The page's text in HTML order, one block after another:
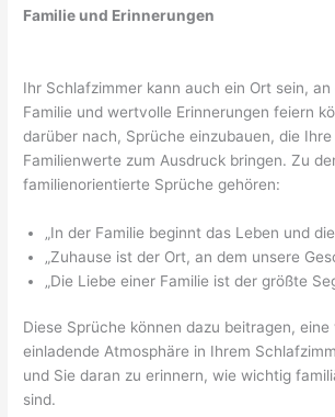
Familie und Erinnerungen
Ihr Schlafzimmer kann auch ein Ort sein, an
Familie und wertvolle Erinnerungen feiern
darüber nach, Sprüche einzubauen, die
Familienwerte zum Ausdruck bringen. Zu
familienorientierte Sprüche gehören:
„In der Familie beginnt das Leben und
„Zuhause ist der Ort, an dem unsere
„Die Liebe einer Familie ist der größte
Diese Sprüche können dazu beitragen, eine
einladende Atmosphäre in Ihrem
und Sie daran zu erinnern, wie wichtig
sind.